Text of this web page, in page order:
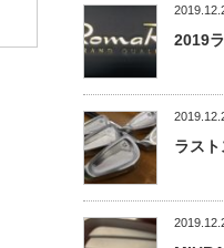
2019
ラス